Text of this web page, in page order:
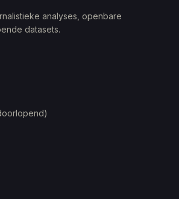
analyses, openbare
datasets.